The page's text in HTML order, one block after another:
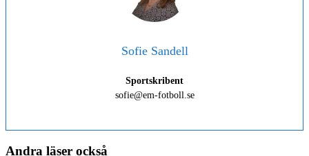
Sofie Sandell
Sportskribent
sofie@em-fotboll.se
Andra läser också